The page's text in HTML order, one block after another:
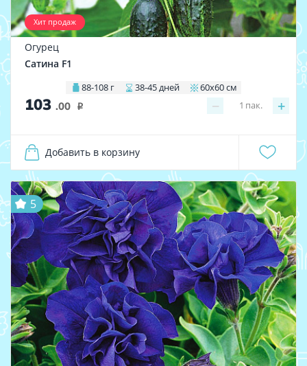
Хит продаж
Огурец
Сатина F1
88-108 г 38-45 дней 60х60 см
103 .00 i − +
1 пак.
Добавить в корзину
5